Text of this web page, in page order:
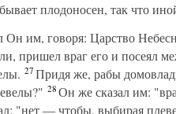
плодоносен, так что
им, говоря: Царство
пришел враг его и посеял
27Придя же, рабы
28Он же сказал им:
"нет — чтобы, выбирая